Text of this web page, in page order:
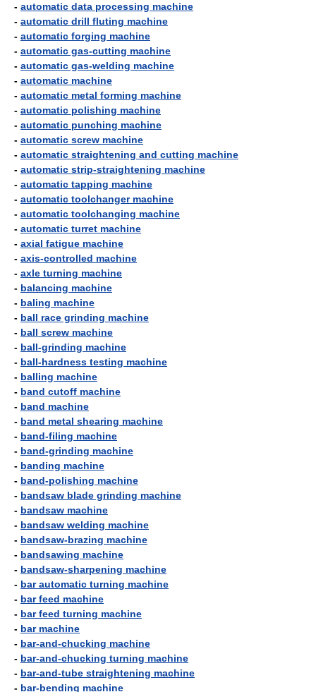
- automatic data processing machine
- automatic drill fluting machine
- automatic forging machine
- automatic gas-cutting machine
- automatic gas-welding machine
- automatic machine
- automatic metal forming machine
- automatic polishing machine
- automatic punching machine
- automatic screw machine
- automatic straightening and cutting machine
- automatic strip-straightening machine
- automatic tapping machine
- automatic toolchanger machine
- automatic toolchanging machine
- automatic turret machine
- axial fatigue machine
- axis-controlled machine
- axle turning machine
- balancing machine
- baling machine
- ball race grinding machine
- ball screw machine
- ball-grinding machine
- ball-hardness testing machine
- balling machine
- band cutoff machine
- band machine
- band metal shearing machine
- band-filing machine
- band-grinding machine
- banding machine
- band-polishing machine
- bandsaw blade grinding machine
- bandsaw machine
- bandsaw welding machine
- bandsaw-brazing machine
- bandsawing machine
- bandsaw-sharpening machine
- bar automatic turning machine
- bar feed machine
- bar feed turning machine
- bar machine
- bar-and-chucking machine
- bar-and-chucking turning machine
- bar-and-tube straightening machine
- bar-bending machine